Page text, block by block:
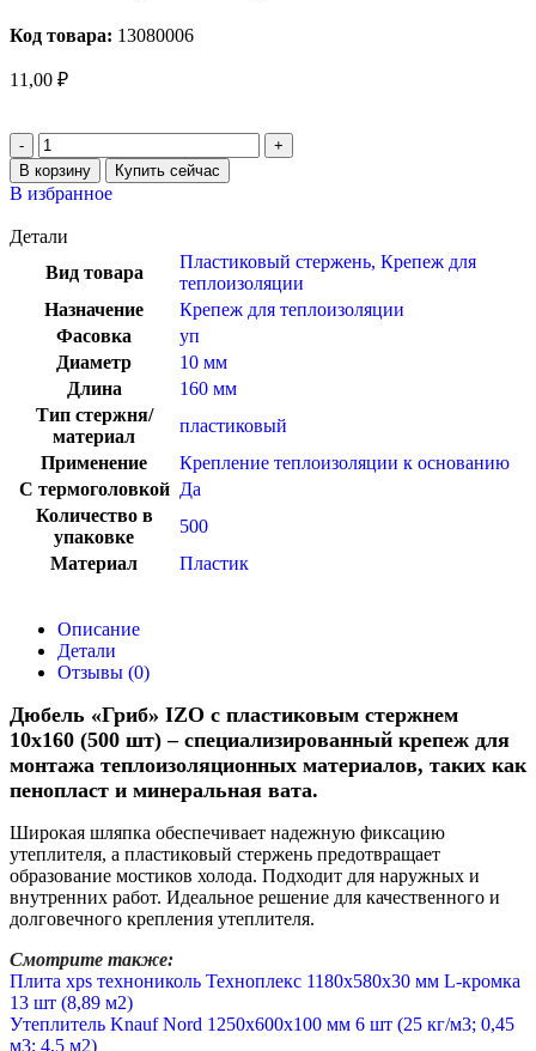
Код товара: 13080006
11,00 ₽
В корзину Купить сейчас
В избранное
Детали
Вид товара
Пластиковый стержень, Крепеж для
теплоизоляции
Назначение
Крепеж для теплоизоляции
Фасовка
уп
Диаметр
10 мм
Длина
160 мм
Тип стержня/
материал
пластиковый
Применение
Крепление теплоизоляции к основанию
С термоголовкой Да
Количество в
упаковке
500
Материал
Пластик
Описание
Детали
Отзывы (0)
Дюбель «Гриб» IZO с пластиковым стержнем
10х160 (500 шт) – специализированный крепеж для
монтажа теплоизоляционных материалов, таких как
пенопласт и минеральная вата.
Широкая шляпка обеспечивает надежную фиксацию
утеплителя, а пластиковый стержень предотвращает
образование мостиков холода. Подходит для наружных и
внутренних работ. Идеальное решение для качественного и
долговечного крепления утеплителя.
Смотрите также:
Плита xps технониколь Техноплекс 1180х580х30 мм L-кромка
13 шт (8,89 м2)
Утеплитель Knauf Nord 1250х600х100 мм 6 шт (25 кг/м3; 0,45
м3; 4,5 м2)